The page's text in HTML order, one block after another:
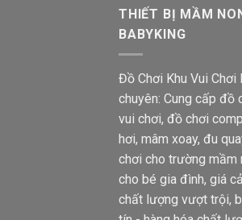
THIẾT BỊ MẦM
BABYKING
Đồ Chơi Khu Vui Chơi
chuyên: Cung cấp đồ
vui chơi, đồ chơi
hơi, mâm xoay, đu
chơi cho trường mầm
cho bé gia đình, giá
chất lượng vượt trội,